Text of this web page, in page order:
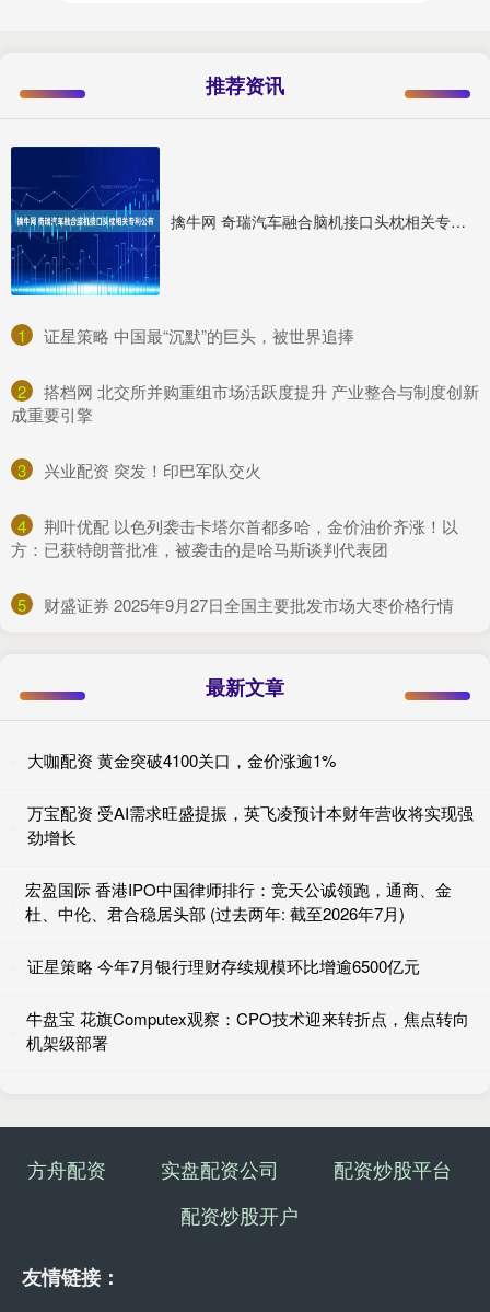
推荐资讯
擒牛网 奇瑞汽车融合脑机接口头枕相关专利公布
1 ​证星策略 中国最“沉默”的巨头，被世界追捧
2
​搭档网 北交所并购重组市场活跃度提升 产业整合与制度创新
成重要引擎
3 ​兴业配资 突发！印巴军队交火
4
​荆叶优配 以色列袭击卡塔尔首都多哈，金价油价齐涨！以
方：已获特朗普批准，被袭击的是哈马斯谈判代表团
5 ​财盛证券 2025年9月27日全国主要批发市场大枣价格行情
最新文章
大咖配资 黄金突破4100关口，金价涨逾1%
万宝配资 受AI需求旺盛提振，英飞凌预计本财年营收将实现强
劲增长
宏盈国际 香港IPO中国律师排行：竞天公诚领跑，通商、金
杜、中伦、君合稳居头部 (过去两年: 截至2026年7月)
证星策略 今年7月银行理财存续规模环比增逾6500亿元
牛盘宝 花旗Computex观察：CPO技术迎来转折点，焦点转向
机架级部署
方舟配资 实盘配资公司
配资炒股平台
配资炒股开户
友情链接：